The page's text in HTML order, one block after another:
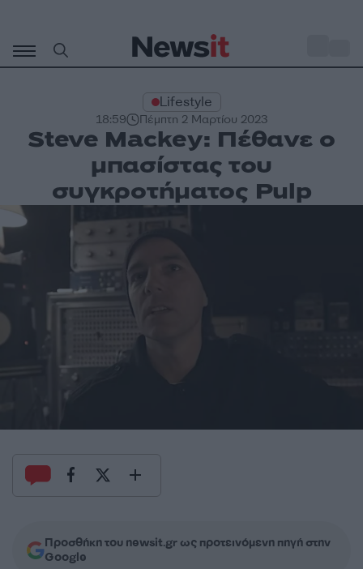
περιεχόμενο
Lifestyle
18:59 Πέμπτη 2 Μαρτίου 2023
Steve Mackey: Πέθανε ο
μπασίστας του
συγκροτήματος Pulp
Προσθήκη του newsit.gr ως προτεινόμενη πηγή στην
Google